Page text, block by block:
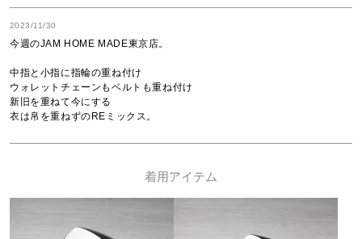
2023/11/30
今週のJAM HOME MADE東京店。
中指と小指に指輪の重ね付け
ウォレットチェーンもベルトも重ね付け
新旧を重ねて今にする
衣は帛を重ねずのREミックス。
着用アイテム